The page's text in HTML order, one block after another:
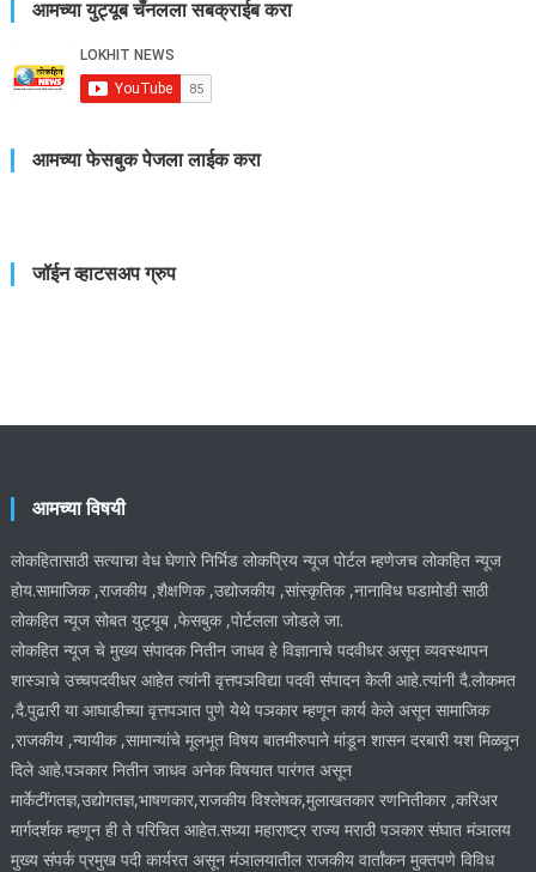
आमच्या युट्यूब चँनलला सबक्राईब करा
आमच्या फेसबुक पेजला लाईक करा
जॉईन व्हाटसअप ग्रुप
आमच्या विषयी
लोकहितासाठी सत्याचा वेध घेणारे निर्भिड लोकप्रिय न्यूज पोर्टल म्हणेजच लोकहित न्यूज
होय.सामाजिक ,राजकीय ,शैक्षणिक ,उद्योजकीय ,सांस्कृतिक ,नानाविध घडामोडी साठी
लोकहित न्यूज सोबत युट्यूब ,फेसबुक ,पोर्टलला जोडले जा.
लोकहित न्यूज चे मुख्य संपादक नितीन जाधव हे विज्ञानाचे पदवीधर असून व्यवस्थापन
शास्ञाचे उच्चपदवीधर आहेत त्यांनी वृत्तपञविद्या पदवी संपादन केली आहे.त्यांनी दै.लोकमत
,दै.पुढारी या आघाडीच्या वृत्तपञात पुणे येथे पञकार म्हणून कार्य केले असून सामाजिक
,राजकीय ,न्यायीक ,सामान्यांचे मूलभूत विषय बातमीरुपाने मांडून शासन दरबारी यश मिळवून
दिले आहे.पञकार नितीन जाधव अनेक विषयात पारंगत असून
मार्केटींगतज्ञ,उद्योगतज्ञ,भाषणकार,राजकीय विश्लेषक,मुलाखतकार रणनितीकार ,करिअर
मार्गदर्शक म्हणून ही ते परिचित आहेत.सध्या महाराष्ट्र राज्य मराठी पञकार संघात मंञालय
मुख्य संपर्क प्रमुख पदी कार्यरत असून मंञालयातील राजकीय वार्तांकन मुक्तपणे विविध